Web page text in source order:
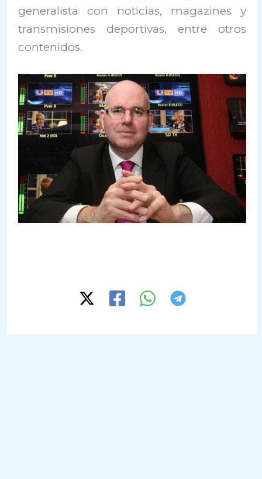
generalista con noticias, magazines y
transmisiones deportivas, entre otros
contenidos.